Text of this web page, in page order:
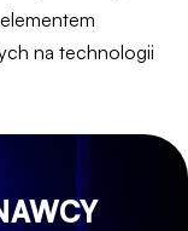
na technologii